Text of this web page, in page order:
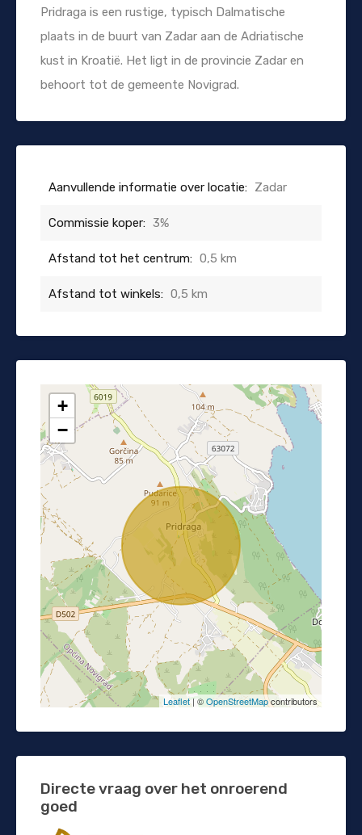
Pridraga is een rustige, typisch Dalmatische
plaats in de buurt van Zadar aan de Adriatische
kust in Kroatië. Het ligt in de provincie Zadar en
behoort tot de gemeente Novigrad.
Aanvullende informatie over locatie: Zadar
Commissie koper: 3%
Afstand tot het centrum: 0,5 km
Afstand tot winkels: 0,5 km
+
−
Leaflet| ©OpenStreetMapcontributors
Directe vraag over het onroerend
goed